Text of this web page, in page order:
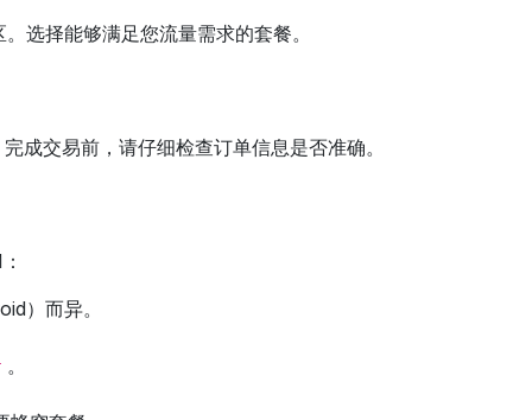
选择能够满足您流量需求的套餐。
交易前，请仔细检查订单信息是否准确。
）而异。
。